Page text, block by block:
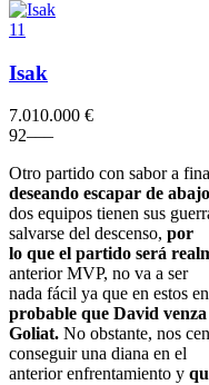
11
Isak
7.010.000 €
92–––
Otro partido con sabor a
deseando escapar de
dos equipos tienen sus
salvarse del descenso, por
lo que el partido será
anterior MVP, no va a ser
nada fácil ya que en estos
probable que David venza
Goliat. No obstante, nos
conseguir una diana en el
anterior enfrentamiento y